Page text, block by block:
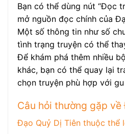
Bạn có thể dùng nút “Đọc
mở nguồn đọc chính của
Một số thông tin như số
tình trạng truyện có thể
Để khám phá thêm nhiều bộ
khác, bạn có thể quay lại
chọn truyện phù hợp với
Câu hỏi thường gặp về
Đạo Quỷ Dị Tiên thuộc thể